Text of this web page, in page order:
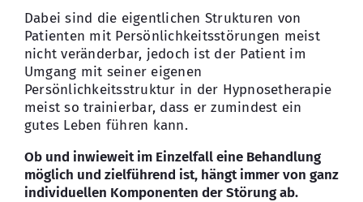
Dabei sind die eigentlichen Strukturen von
Patienten mit Persönlichkeitsstörungen meist
nicht veränderbar, jedoch ist der Patient im
Umgang mit seiner eigenen
Persönlichkeitsstruktur in der Hypnosetherapie
meist so trainierbar, dass er zumindest ein
gutes Leben führen kann.
Ob und inwieweit im Einzelfall eine Behandlung
möglich und zielführend ist, hängt immer von ganz
individuellen Komponenten der Störung ab.